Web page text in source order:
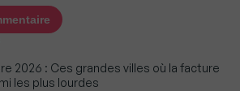
2026 : Ces grandes villes où la facture
les plus lourdes